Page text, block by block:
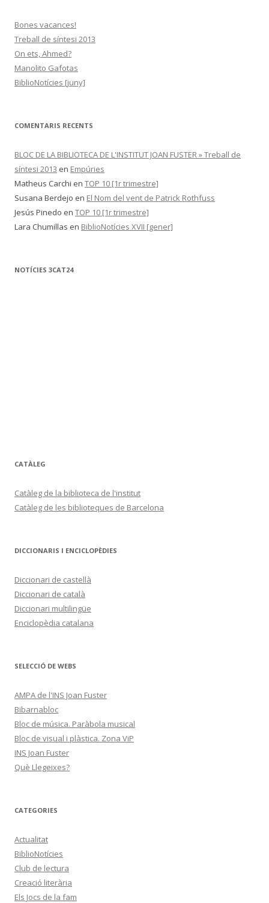
:Bones vacances!
Treball de síntesi 2013
On ets, Ahmed?
Manolito Gafotas
BiblioNotícies [juny]
COMENTARIS RECENTS
BLOC DE LA BIBLIOTECA DE L'INSTITUT JOAN FUSTER » Treball de
síntesi 2013 en Empúries
Matheus Carchi en TOP 10 [1r trimestre]
Susana Berdejo en El Nom del vent de Patrick Rothfuss
Jesús Pinedo en TOP 10 [1r trimestre]
Lara Chumillas en BiblioNotícies XVII [gener]
NOTÍCIES 3CAT24
CATÀLEG
Catàleg de la biblioteca de l'institut
Catàleg de les biblioteques de Barcelona
DICCIONARIS I ENCICLOPÈDIES
Diccionari de castellà
Diccionari de català
Diccionari multilingüe
Enciclopèdia catalana
SELECCIÓ DE WEBS
AMPA de l'INS Joan Fuster
Bibarnabloc
Bloc de música. Paràbola musical
Bloc de visual i plàstica. Zona ViP
INS Joan Fuster
Què Llegeixes?
CATEGORIES
Actualitat
BiblioNotícies
Club de lectura
Creació literària
Els Jocs de la fam